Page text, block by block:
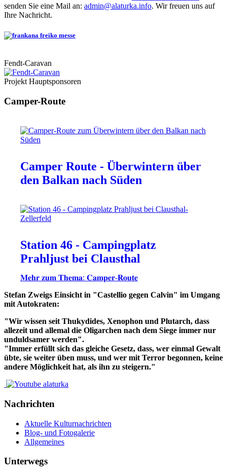
senden Sie eine Mail an: admin@alaturka.info. Wir freuen uns auf
Ihre Nachricht.
Fendt-Caravan
Projekt Hauptsponsoren
Camper-Route
Camper Route - Überwintern über
den Balkan nach Süden
Station 46 - Campingplatz
Prahljust bei Clausthal
𝐌𝐞𝐡𝐫 𝐳𝐮𝐦 𝐓𝐡𝐞𝐦𝐚: 𝐂𝐚𝐦𝐩𝐞𝐫-𝐑𝐨𝐮𝐭𝐞
Stefan Zweigs Einsicht in "Castellio gegen Calvin" im Umgang
mit Autokraten:
"Wir wissen seit Thukydides, Xenophon und Plutarch, dass
allezeit und allemal die Oligarchen nach dem Siege immer nur
unduldsamer werden".
"Immer erfüllt sich das gleiche Gesetz, dass, wer einmal Gewalt
übte, sie weiter üben muss, und wer mit Terror begonnen, keine
andere Möglichkeit hat, als ihn zu steigern."
Nachrichten
Aktuelle Kulturnachrichten
Blog- und Fotogalerie
Allgemeines
Unterwegs